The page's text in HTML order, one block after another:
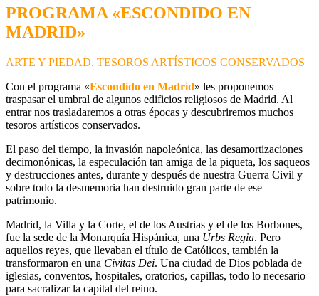
PROGRAMA «ESCONDIDO EN
MADRID»
ARTE Y PIEDAD. TESOROS ARTÍSTICOS CONSERVADOS
Con el programa «Escondido en Madrid» les proponemos
traspasar el umbral de algunos edificios religiosos de Madrid. Al
entrar nos trasladaremos a otras épocas y descubriremos muchos
tesoros artísticos conservados.
El paso del tiempo, la invasión napoleónica, las desamortizaciones
decimonónicas, la especulación tan amiga de la piqueta, los saqueos
y destrucciones antes, durante y después de nuestra Guerra Civil y
sobre todo la desmemoria han destruido gran parte de ese
patrimonio.
Madrid, la Villa y la Corte, el de los Austrias y el de los Borbones,
fue la sede de la Monarquía Hispánica, una Urbs Regia. Pero
aquellos reyes, que llevaban el título de Católicos, también la
transformaron en una Civitas Dei. Una ciudad de Dios poblada de
iglesias, conventos, hospitales, oratorios, capillas, todo lo necesario
para sacralizar la capital del reino.